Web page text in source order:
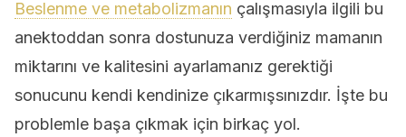
Beslenme ve metabolizmanın çalışmasıyla ilgili bu
anektoddan sonra dostunuza verdiğiniz mamanın
miktarını ve kalitesini ayarlamanız gerektiği
sonucunu kendi kendinize çıkarmışsınızdır. İşte bu
problemle başa çıkmak için birkaç yol.